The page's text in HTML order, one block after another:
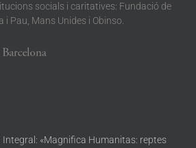
socials i caritatives: Fundació de
i Pau, Mans Unides i Obinso.
Integral: «Magnifica Humanitas: reptes